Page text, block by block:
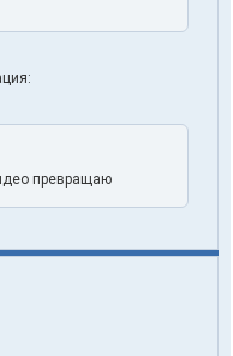
превращаю